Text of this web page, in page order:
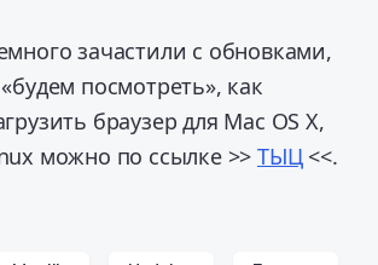
зачастили с обновками,
посмотреть», как
браузер для Mac OS X,
можно по ссылке >>ТЫЦ<<.